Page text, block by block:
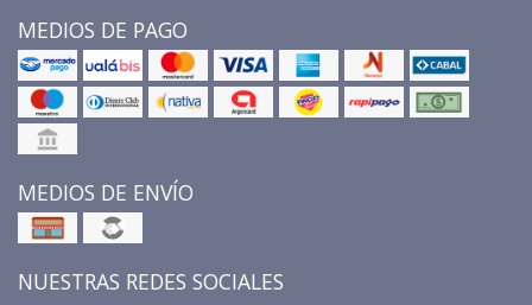
MEDIOS DE PAGO
MEDIOS DE ENVÍO
NUESTRAS REDES SOCIALES